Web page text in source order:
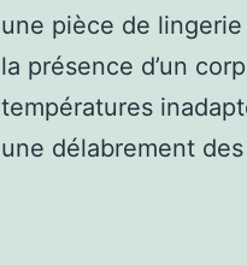
une pièce de
la présence d’un
températures
une délabrement